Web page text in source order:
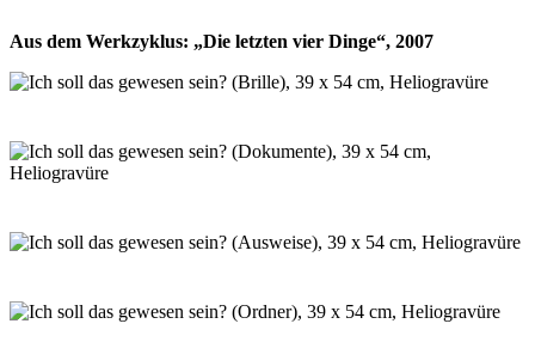
Aus dem Werkzyklus: „Die letzten vier Dinge“, 2007